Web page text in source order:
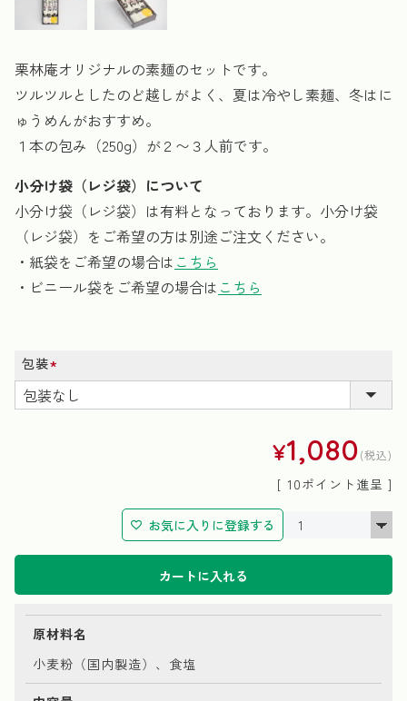
栗林庵オリジナルの素麺のセットです。
ツルツルとしたのど越しがよく、夏は冷やし素麺、冬はに
ゅうめんがおすすめ。
１本の包み（250g）が２〜３人前です。
小分け袋（レジ袋）について
小分け袋（レジ袋）は有料となっております。小分け袋
（レジ袋）をご希望の方は別途ご注文ください。
・紙袋をご希望の場合は こちら
・ビニール袋をご希望の場合は こちら
包装
(必
須)
¥1,080 税込
[ 10ポイント進呈 ]
お気に入りに登録する
カートに入れる
原材料名
小麦粉（国内製造）、食塩